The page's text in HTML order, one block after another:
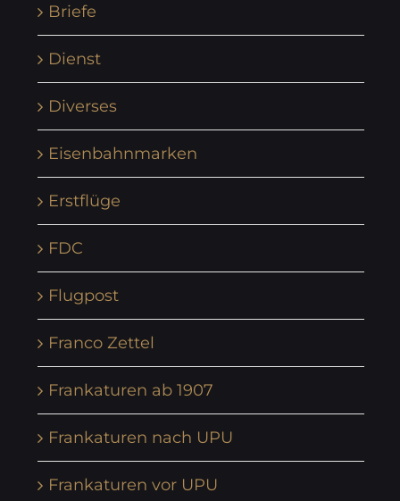
Briefe
Dienst
Diverses
Eisenbahnmarken
Erstflüge
FDC
Flugpost
Franco Zettel
Frankaturen ab 1907
Frankaturen nach UPU
Frankaturen vor UPU